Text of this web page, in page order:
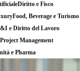
Diritto e Fisco
Food, Beverage e Turismo
e Diritto del Lavoro
Project Management
e Pharma